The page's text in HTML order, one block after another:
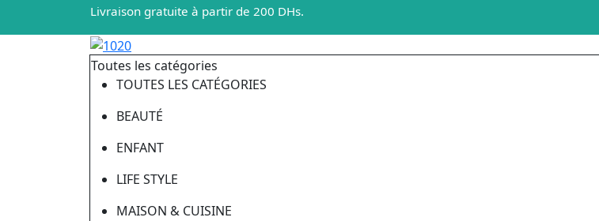
Livraison gratuite à partir de 200 DHs.
Toutes les catégories
TOUTES LES CATÉGORIES
BEAUTÉ
ENFANT
LIFE STYLE
MAISON & CUISINE